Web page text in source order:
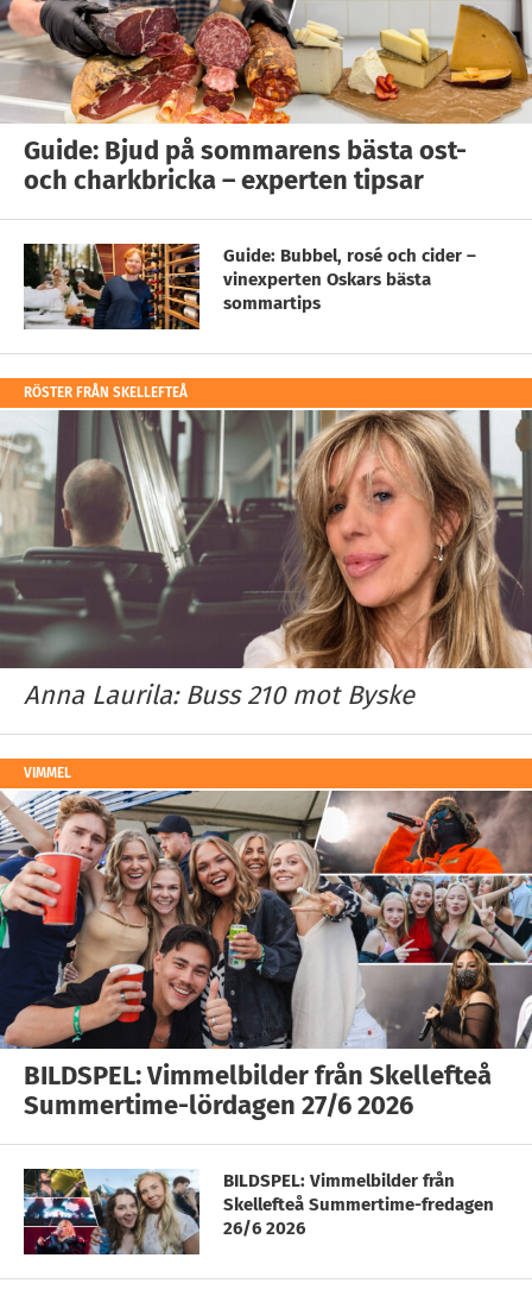
Guide: Bjud på sommarens bästa ost-
och charkbricka – experten tipsar
Guide: Bubbel, rosé och cider –
vinexperten Oskars bästa
sommartips
RÖSTER FRÅN SKELLEFTEÅ
Anna Laurila: Buss 210 mot Byske
VIMMEL
BILDSPEL: Vimmelbilder från Skellefteå
Summertime-lördagen 27/6 2026
BILDSPEL: Vimmelbilder från
Skellefteå Summertime-fredagen
26/6 2026